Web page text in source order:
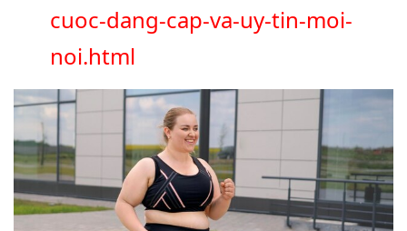
cuoc-dang-cap-va-uy-tin-moi-
noi.html